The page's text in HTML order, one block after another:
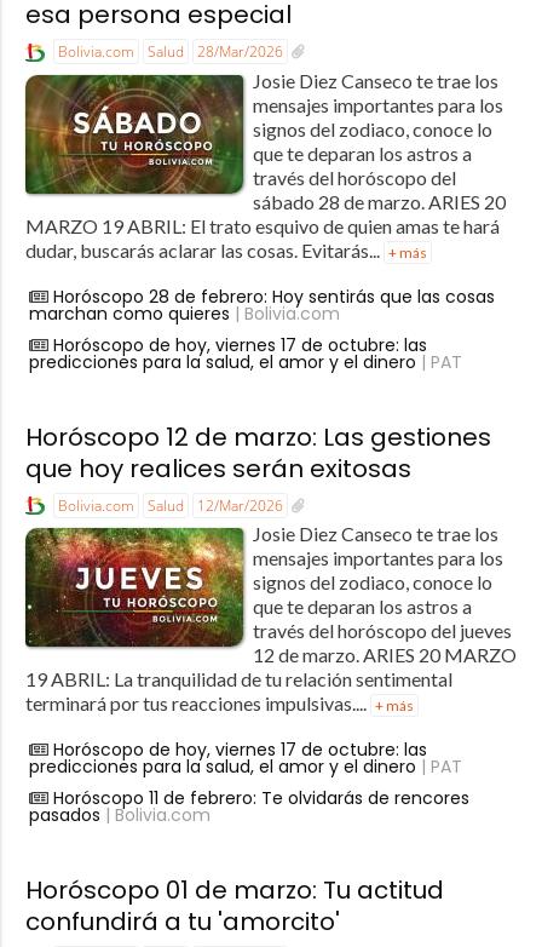
esa persona especial
Bolivia.com Salud 28/Mar/2026
Josie Diez Canseco te trae los
mensajes importantes para los
signos del zodiaco, conoce lo
que te deparan los astros a
través del horóscopo del
sábado 28 de marzo. ARIES 20
MARZO 19 ABRIL: El trato esquivo de quien amas te hará
dudar, buscarás aclarar las cosas. Evitarás...
+ más
Horóscopo 28 de febrero: Hoy sentirás que las cosas
marchan como quieres | Bolivia.com
Horóscopo de hoy, viernes 17 de octubre: las
predicciones para la salud, el amor y el dinero | PAT
Horóscopo 12 de marzo: Las gestiones
que hoy realices serán exitosas
Bolivia.com Salud 12/Mar/2026
Josie Diez Canseco te trae los
mensajes importantes para los
signos del zodiaco, conoce lo
que te deparan los astros a
través del horóscopo del jueves
12 de marzo. ARIES 20 MARZO
19 ABRIL: La tranquilidad de tu relación sentimental
terminará por tus reacciones impulsivas.... + más
Horóscopo de hoy, viernes 17 de octubre: las
predicciones para la salud, el amor y el dinero | PAT
Horóscopo 11 de febrero: Te olvidarás de rencores
pasados | Bolivia.com
Horóscopo 01 de marzo: Tu actitud
confundirá a tu 'amorcito'